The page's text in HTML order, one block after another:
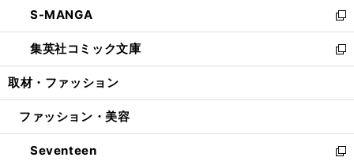
く
で
開
く
ド
ウ
で
開
ィ
ン
ド
ウ
開
い
ウ
ィ
ン
ウ
開
く
S-MANGA
新
し
い
ウ
ン
ウ
で
集英社コミック文庫
新
し
ウ
ン
ド
取材・ファッション
ファッション・美容
Seventeen
新